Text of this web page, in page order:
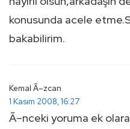
konusunda acele
bakabilirim.
Kemal Ã–zcan
1 Kasım 2008, 16:27
Ã–nceki yoruma ek